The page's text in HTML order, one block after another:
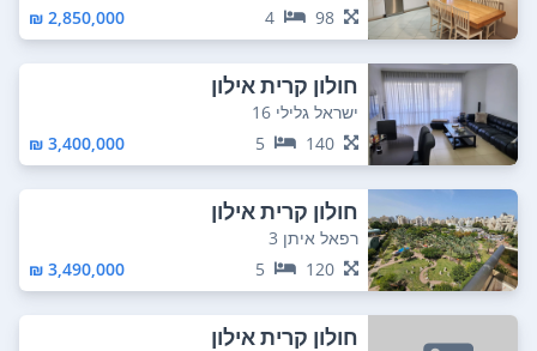
98
4
2,850,000 ₪
חולון קרית אילון
ישראל גלילי 16
140
5
3,400,000 ₪
חולון קרית אילון
רפאל איתן 3
120
5
3,490,000 ₪
חולון קרית אילון